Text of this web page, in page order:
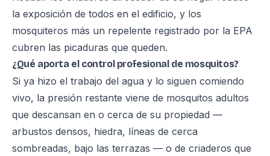
la exposición de todos en el edificio, y los
mosquiteros más un repelente registrado por la EPA
cubren las picaduras que queden.
¿Qué aporta el control profesional de mosquitos?
Si ya hizo el trabajo del agua y lo siguen comiendo
vivo, la presión restante viene de mosquitos adultos
que descansan en o cerca de su propiedad —
arbustos densos, hiedra, líneas de cerca
sombreadas, bajo las terrazas — o de criaderos que